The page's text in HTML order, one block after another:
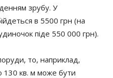
зрубу. У
в 5500 грн (на
піде 550 000 грн).
то, наприклад,
кв. м може бути